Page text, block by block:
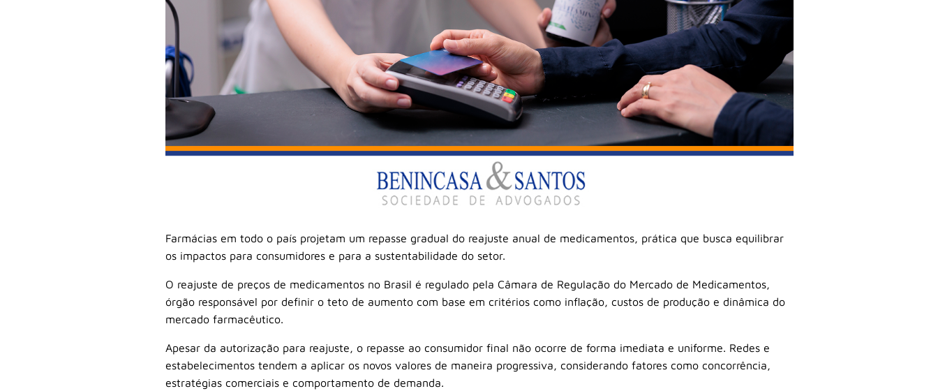
Farmácias em todo o país projetam um repasse gradual do reajuste anual de medicamentos, prática que busca equilibrar
os impactos para consumidores e para a sustentabilidade do setor.
O reajuste de preços de medicamentos no Brasil é regulado pela Câmara de Regulação do Mercado de Medicamentos,
órgão responsável por definir o teto de aumento com base em critérios como inflação, custos de produção e dinâmica do
mercado farmacêutico.
Apesar da autorização para reajuste, o repasse ao consumidor final não ocorre de forma imediata e uniforme. Redes e
estabelecimentos tendem a aplicar os novos valores de maneira progressiva, considerando fatores como concorrência,
estratégias comerciais e comportamento de demanda.